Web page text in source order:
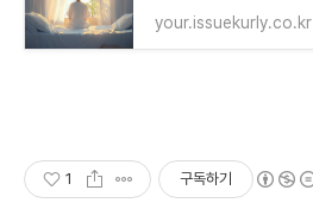
your.issuekurly.co.kr
1 구독하기